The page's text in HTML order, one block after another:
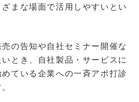
まな場面で活用しやすいとい
の告知や自社セミナー開催な
とき、自社製品・サービスに
ている企業への一斉アポ打診